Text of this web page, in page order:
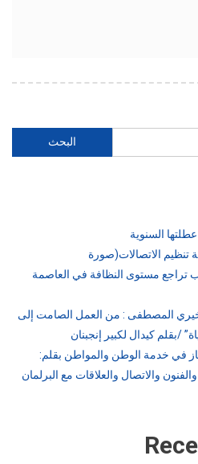
البحث
السنوية
الاتصالات(صورة
تراجع مستوى النظافة في العاصمة
المصطفى : من العمل الصامت إلى
/بقلم كيدال لكبير إنجبنان
في خدمة الوطن والمواطن بقلم:
والاتصال والعلاقات مع البرلمان